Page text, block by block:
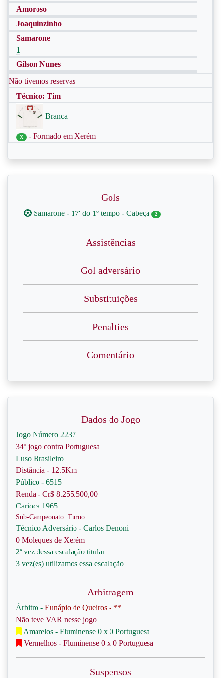
Amoroso
Joaquinzinho
Samarone
1
Gilson Nunes
Não tivemos reservas
Técnico: Tim
Branca
X - Formado em Xerém
Gols
Samarone - 17' do 1º tempo - Cabeça 2
Assistências
Gol adversário
Substituições
Penalties
Comentário
Dados do Jogo
Jogo Número 2237
34º jogo contra Portuguesa
Luso Brasileiro
Distância - 12.5Km
Público - 6515
Renda - Cr$ 8.255.500,00
Carioca 1965
Sub-Campeonato: Turno
Técnico Adversário - Carlos Denoni
0 Moleques de Xerém
2ª vez dessa escalação titular
3 vez(es) utilizamos essa escalação
Arbitragem
Árbitro - Eunápio de Queiros - **
Não teve VAR nesse jogo
Amarelos - Fluminense 0 x 0 Portuguesa
Vermelhos - Fluminense 0 x 0 Portuguesa
Suspensos